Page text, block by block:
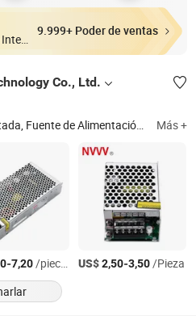
en Fuente de Alimentación de Interruptor
9.999+ Poder de ventas
Co., Ltd.
Fuente de Alimentación conmutada, Fuente de Alimentación para riel DIN, Fuente de Alimentación, 12V Fuente de Alimentación para riel DIN, 24V Fuente de Alimentación para riel DIN, Fuente de Alimentación AC DC, Fuente de Alimentación conmutada 24V, Fuente de Alimentación conmutada 12V, Fuente de Alimentación SMPS, 12V 5V Fuente de Alimentación Más +
-7,20/pieces US$2,50-3,50/Pieza